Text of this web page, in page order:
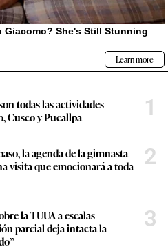
todas las actividades
Cusco y Pucallpa
1
la agenda de la gimnasta
visita que emocionará a toda
2
la TUUA a escalas
parcial deja intacta la
3